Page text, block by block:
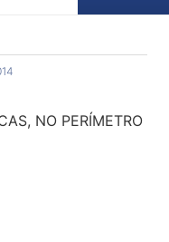
NO PERÍMETRO